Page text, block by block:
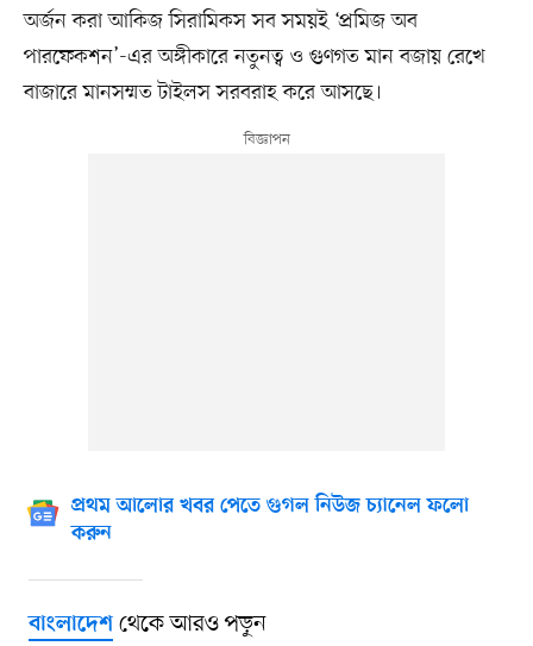
অর্জন করা আকিজ সিরামিকস সব সময়ই ‘প্রমিজ অব
পারফেকশন’-এর অঙ্গীকারে নতুনত্ব ও গুণগত মান বজায় রেখে
বাজারে মানসম্মত টাইলস সরবরাহ করে আসছে।
প্রথম আলোর খবর পেতে গুগল নিউজ চ্যানেল ফলো
করুন
বাংলাদেশথেকে আরও পড়ুন